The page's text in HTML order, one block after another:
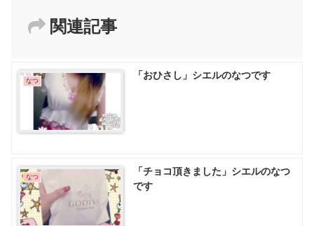
関連記事
なつ 「おひさし」シエルのなつです
なつ
「チョコ頂きました」シエルのなつ
です